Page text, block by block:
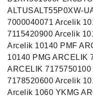
ALTUSALT55P0XW-
7000040071 Arcelik
7115420900 Arcelik
Arcelik 10140 PMF
10140 PMG ARCELIK
ARCELIK
7178520600 Arcelik
Arcelik 1060 YKMG